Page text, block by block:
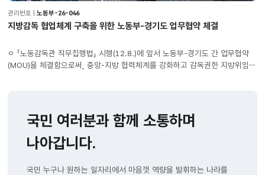
관리번호 | 노동부-26-046
지방감독 협업체계 구축을 위한 노동부-경기도 업무협약 체결
ㅇ 「노동감독관 직무집행법」 시행(12.8.)에 앞서 노동부-경기도 간 업무협약
(MOU)을 체결함으로써, 중앙-지방 협력체계를 강화하고 감독권한 지방위임의
국민 여러분과 함께 소통하며
나아갑니다.
국민 누구나 원하는 일자리에서 마음껏 역량을 발휘하는 나라를